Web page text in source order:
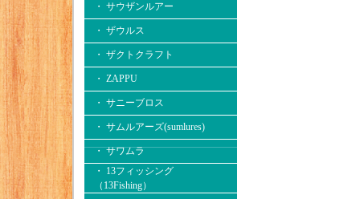
・ サウザンルアー
・ ザウルス
・ ザクトクラフト
・ ZAPPU
・ サニーブロス
・ サムルアーズ(sumlures)
・ サワムラ
・ 13フィッシング
（13Fishing）